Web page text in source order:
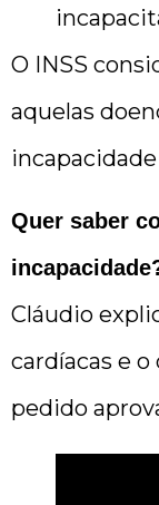
O INSS
aquelas
Quer saber
Cláudio
cardíacas e
pedido